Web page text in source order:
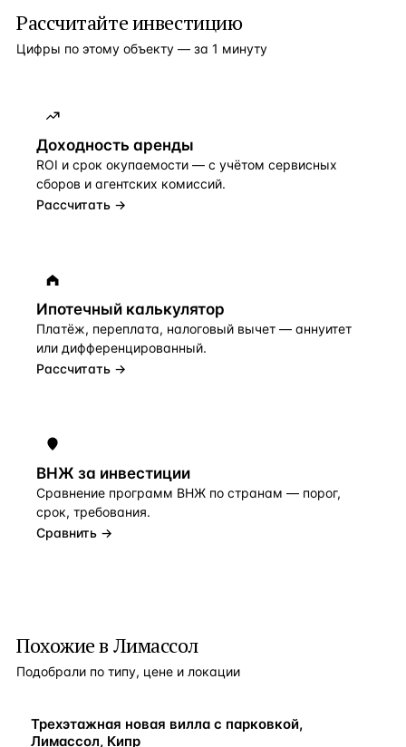
Рассчитайте инвестицию
Цифры по этому объекту — за 1 минуту
Доходность аренды
ROI и срок окупаемости — с учётом сервисных
сборов и агентских комиссий.
Рассчитать →
Ипотечный калькулятор
Платёж, переплата, налоговый вычет — аннуитет
или дифференцированный.
Рассчитать →
ВНЖ за инвестиции
Сравнение программ ВНЖ по странам — порог,
срок, требования.
Сравнить →
Похожие в Лимассол
Подобрали по типу, цене и локации
ВНЖ
Трехэтажная новая вилла с парковкой,
Лимассол, Кипр